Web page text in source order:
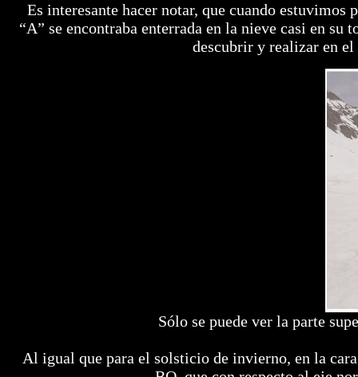
Es interesante hacer notar, que cuando
“A” se encontraba enterrada en la nieve casi en
descubrir y realizar en
Sólo se puede ver la parte
Al igual que para el solsticio de invierno, en la